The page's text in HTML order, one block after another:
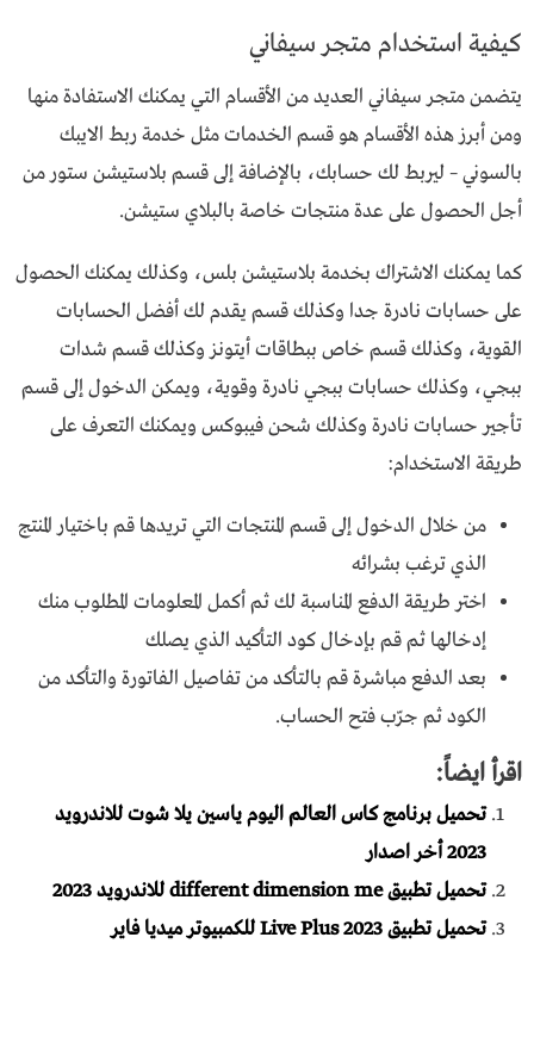
كيفية استخدام متجر سيفاني
يتضمن متجر سيفاني العديد من الأقسام التي يمكنك الاستفادة منها
ومن أبرز هذه الأقسام هو قسم الخدمات مثل خدمة ربط الايبك
بالسوني – ليربط لك حسابك، بالإضافة إلى قسم بلاستيشن ستور من
أجل الحصول على عدة منتجات خاصة بالبلاي ستيشن.
كما يمكنك الاشتراك بخدمة بلاستيشن بلس، وكذلك يمكنك الحصول
على حسابات نادرة جدا وكذلك قسم يقدم لك أفضل الحسابات
القوية، وكذلك قسم خاص ببطاقات أيتونز وكذلك قسم شدات
ببجي، وكذلك حسابات ببجي نادرة وقوية، ويمكن الدخول إلى قسم
تأجير حسابات نادرة وكذلك شحن فيبوكس ويمكنك التعرف على
طريقة الاستخدام:
من خلال الدخول إلى قسم المنتجات التي تريدها قم باختيار المنتج
الذي ترغب بشرائه
اختر طريقة الدفع المناسبة لك ثم أكمل المعلومات المطلوب منك
إدخالها ثم قم بإدخال كود التأكيد الذي يصلك
بعد الدفع مباشرة قم بالتأكد من تفاصيل الفاتورة والتأكد من
الكود ثم جرّب فتح الحساب.
اقرأ ايضاً:
تحميل برنامج كاس العالم اليوم ياسين يلا شوت للاندرويد
2023 أخر اصدار
تحميل تطبيق different dimension me للاندرويد 2023
تحميل تطبيق Live Plus 2023 للكمبيوتر ميديا فاير